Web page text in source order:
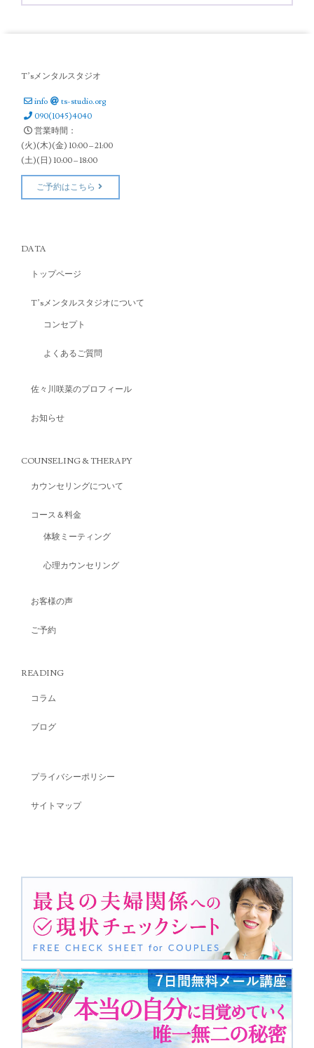
T’sメンタルスタジオ
info
ts-studio.org
090(1045)4040
営業時間：
(火)(木)(金) 10:00 – 21:00
(土)(日) 10:00 – 18:00
ご予約はこちら
DATA
トップページ
T’sメンタルスタジオについて
コンセプト
よくあるご質問
佐々川咲菜のプロフィール
お知らせ
COUNSELING & THERAPY
カウンセリングについて
コース＆料金
体験ミーティング
心理カウンセリング
お客様の声
ご予約
READING
コラム
ブログ
プライバシーポリシー
サイトマップ